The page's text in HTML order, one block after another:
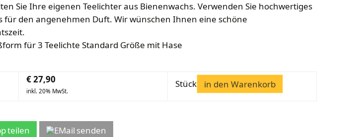
Sie Ihre eigenen Teelichter aus Bienenwachs. Verwenden Sie hochwertiges
für den angenehmen Duft. Wir wünschen Ihnen eine schöne
für 3 Teelichte Standard Größe mit Hase
€27,90
inkl. 20% MwSt.
Stück in den Warenkorb
teilen senden